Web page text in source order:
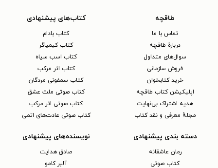
طاقچه
تماس با ما
دربارهٔ طاقچه
سوال‌های متداول
فروش سازمانی
خرید کتابخوان
اپلیکیشن کتاب طاقچه
هدیه اشتراک بی‌نهایت
مجلهٔ معرفی و نقد کتاب
کتاب‌های پیشنهادی
کتاب بادام
کتاب کیمیاگر
کتاب اسب سیاه
کتاب اثر مرکب
کتاب سمفونی مردگان
کتاب صوتی ملت عشق
کتاب صوتی اثر مرکب
کتاب صوتی عادت‌های اتمی
دسته بندی پیشنهادی
رمان عاشقانه
کتاب‌ صوتی
نویسنده‌های پیشنهادی
صادق هدایت
آلبر کامو